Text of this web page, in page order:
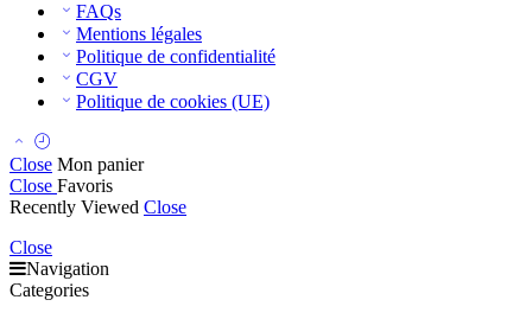
FAQs
Mentions légales
Politique de confidentialité
CGV
Politique de cookies (UE)
Close Mon panier
Close Favoris
Recently Viewed Close
Close
Navigation
Categories